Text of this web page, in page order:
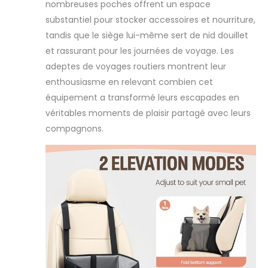
vous lors de longs
voyages. Les
grandes poches
de rangement sur
les deux côtés
offrent
suffisamment
d'espace pour
ranger les
votre animal de
compagnie
Boucle réglable : le
siège de voiture
pour chiens peut
être installé
facilement. Il suffit
de fixer la boucle
sur le haut et
l'arrière du siège et
nombreuses poches offrent un espace
substantiel pour stocker accessoires et nourriture,
tandis que le siège lui-même sert de nid douillet
et rassurant pour les journées de voyage. Les
adeptes de voyages routiers montrent leur
enthousiasme en relevant combien cet
équipement a transformé leurs escapades en
véritables moments de plaisir partagé avec leurs
compagnons.